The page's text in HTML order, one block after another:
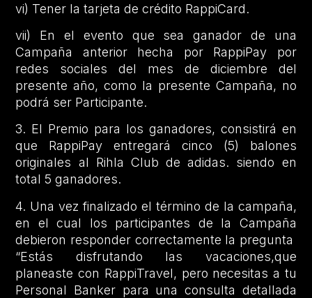
vi) Tener la tarjeta de crédito RappiCard.
vii) En el evento que sea ganador de una
Campaña anterior hecha por RappiPay por
redes sociales del mes de diciembre del
presente año, como la presente Campaña, no
podrá ser Participante.
3. El Premio para los ganadores, consistirá en
que RappiPay entregará cinco (5) balones
originales al Rihla Club de adidas. siendo en
total 5 ganadores.
4. Una vez finalizado el término de la campaña,
en el cual los participantes de la Campaña
debieron responder correctamente la pregunta
“Estás disfrutando las vacaciones,que
planeaste con RappiTravel, pero necesitas a tu
Personal Banker para una consulta detallada